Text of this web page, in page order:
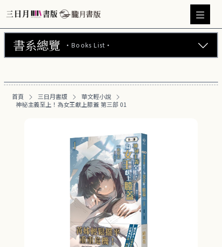
書系總覽 ·Books List·
華文輕小說 (469)
日文輕小說 (22)
BL小說 (104)
GL百合小說 (11)
GL百合漫畫 (30)
18+BG小說 (9)
首頁 三日月書版
華文輕小說
神祕主義至上！為女王獻上膝蓋 第三部 01